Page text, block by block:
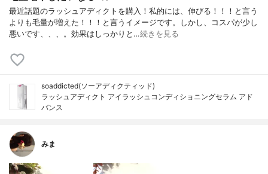
最近話題のラッシュアディクトを購入！私的には、伸びる！！！と言う
よりも毛量が増えた！！！と言うイメージです。しかし、コスパが少し
悪いです、、、。効果はしっかりと…続きを見る
soaddicted(ソーアディクティッド)
ラッシュアディクト アイラッシュコンディショニングセラム アド
バンス
みま